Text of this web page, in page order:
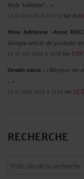
truly “validate” ... »
Le 22 avril 2026 à 07:12sur
Mme Adrienne -Anne
Google article de youtube
Le 15 nov. 2025 à 11:08 sur
Dessin-usine : « Bonjour les
... »
Le 27 août 2025 à 13:58 sur LE
RECHERCHE